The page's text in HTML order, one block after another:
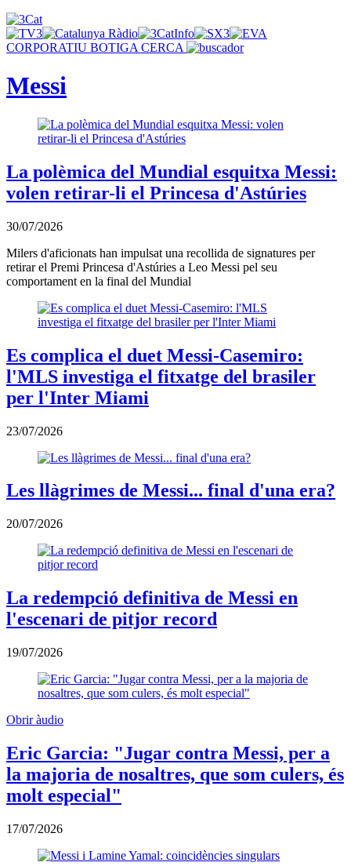
CORPORATIU BOTIGA CERCA
Messi
La polèmica del Mundial esquitxa Messi:
volen retirar-li el Princesa d'Astúries
30/07/2026
Milers d'aficionats han impulsat una recollida de signatures per
retirar el Premi Princesa d'Astúries a Leo Messi pel seu
comportament en la final del Mundial
Es complica el duet Messi-Casemiro:
l'MLS investiga el fitxatge del brasiler
per l'Inter Miami
23/07/2026
Les llàgrimes de Messi... final d'una era?
20/07/2026
La redempció definitiva de Messi en
l'escenari de pitjor record
19/07/2026
Obrir àudio
Eric Garcia: "Jugar contra Messi, per a
la majoria de nosaltres, que som culers, és
molt especial"
17/07/2026